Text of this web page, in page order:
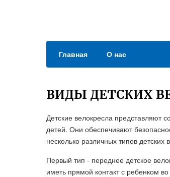
Главная О нас
ВИДЫ ДЕТСКИХ
Детские велокресла представляют
детей. Они обеспечивают
несколько различных типов
Первый тип - переднее детское
иметь прямой контакт с ребенком